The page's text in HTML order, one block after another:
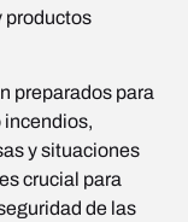
productos
preparados para
incendios,
y situaciones
crucial para
de las